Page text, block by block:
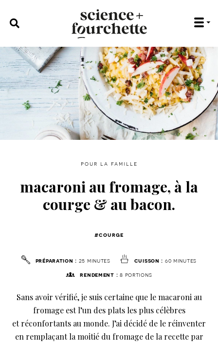
rechercher :
pour la famille
macaroni au fromage, à la
courge & au bacon.
#courge
préparation : 25 minutes cuisson : 60 minutes
rendement : 8 portions
Sans avoir vérifié, je suis certaine que le macaroni au
fromage est l’un des plats les plus célèbres
et réconfortants au monde. J’ai décidé de le réinventer
en remplaçant la moitié du fromage de la recette par